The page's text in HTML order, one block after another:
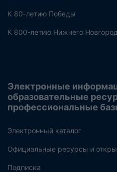
К 80-летию Победы
К 800-летию Нижнего
Электронные
образовательные
профессиональные
Электронный каталог
Официальные ресурсы и
Подписка